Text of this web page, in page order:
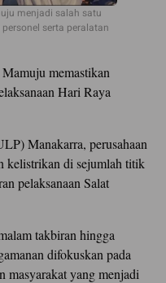
menjadi salah satu
serta peralatan
memastikan
Hari Raya
Manakarra, perusahaan
kelistrikan di sejumlah titik
pelaksanaan Salat
takbiran hingga
difokuskan pada
masyarakat yang menjadi